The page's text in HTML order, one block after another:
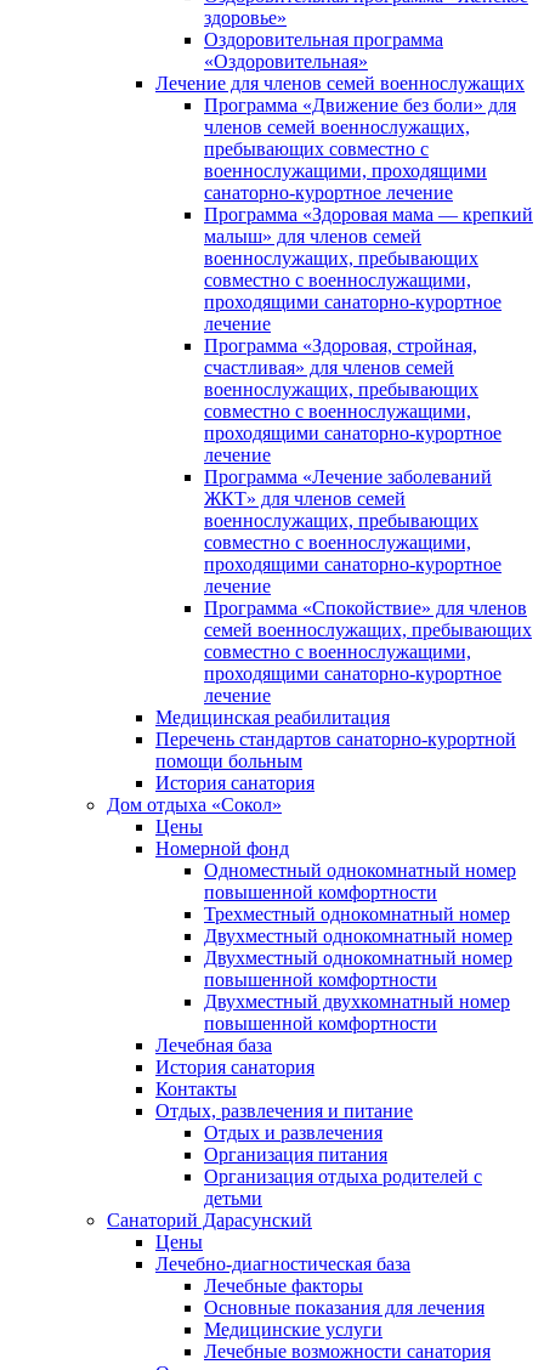
здоровье»
Оздоровительная программа
«Оздоровительная»
Лечение для членов семей военнослужащих
Программа «Движение без боли» для
членов семей военнослужащих,
пребывающих совместно с
военнослужащими, проходящими
санаторно-курортное лечение
Программа «Здоровая мама — крепкий
малыш» для членов семей
военнослужащих, пребывающих
совместно с военнослужащими,
проходящими санаторно-курортное
лечение
Программа «Здоровая, стройная,
счастливая» для членов семей
военнослужащих, пребывающих
совместно с военнослужащими,
проходящими санаторно-курортное
лечение
Программа «Лечение заболеваний
ЖКТ» для членов семей
военнослужащих, пребывающих
совместно с военнослужащими,
проходящими санаторно-курортное
лечение
Программа «Спокойствие» для членов
семей военнослужащих, пребывающих
совместно с военнослужащими,
проходящими санаторно-курортное
лечение
Медицинская реабилитация
Перечень стандартов санаторно-курортной
помощи больным
История санатория
Дом отдыха «Сокол»
Цены
Номерной фонд
Одноместный однокомнатный номер
повышенной комфортности
Трехместный однокомнатный номер
Двухместный однокомнатный номер
Двухместный однокомнатный номер
повышенной комфортности
Двухместный двухкомнатный номер
повышенной комфортности
Лечебная база
История санатория
Контакты
Отдых, развлечения и питание
Отдых и развлечения
Организация питания
Организация отдыха родителей с
детьми
Санаторий Дарасунский
Цены
Лечебно-диагностическая база
Лечебные факторы
Основные показания для лечения
Медицинские услуги
Лечебные возможности санатория